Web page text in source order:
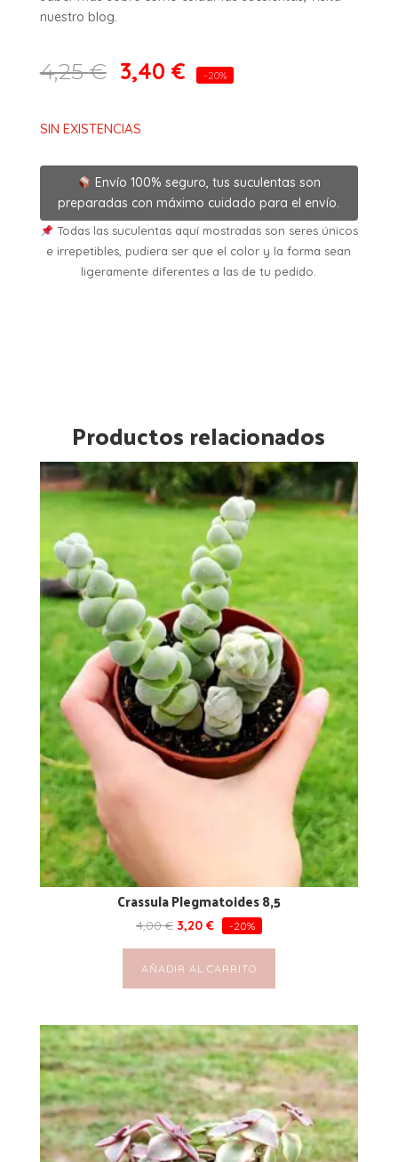
nuestro blog.
4,25€ 3,40 € -20%
SIN EXISTENCIAS
Envío 100% seguro, tus suculentas son
preparadas con máximo cuidado para el envío.
Todas las suculentas aquí mostradas son seres únicos
e irrepetibles, pudiera ser que el color y la forma sean
ligeramente diferentes a las de tu pedido.
Productos relacionados
Crassula Plegmatoides 8,5
4,00€ 3,20 € -20%
AÑADIR AL CARRITO